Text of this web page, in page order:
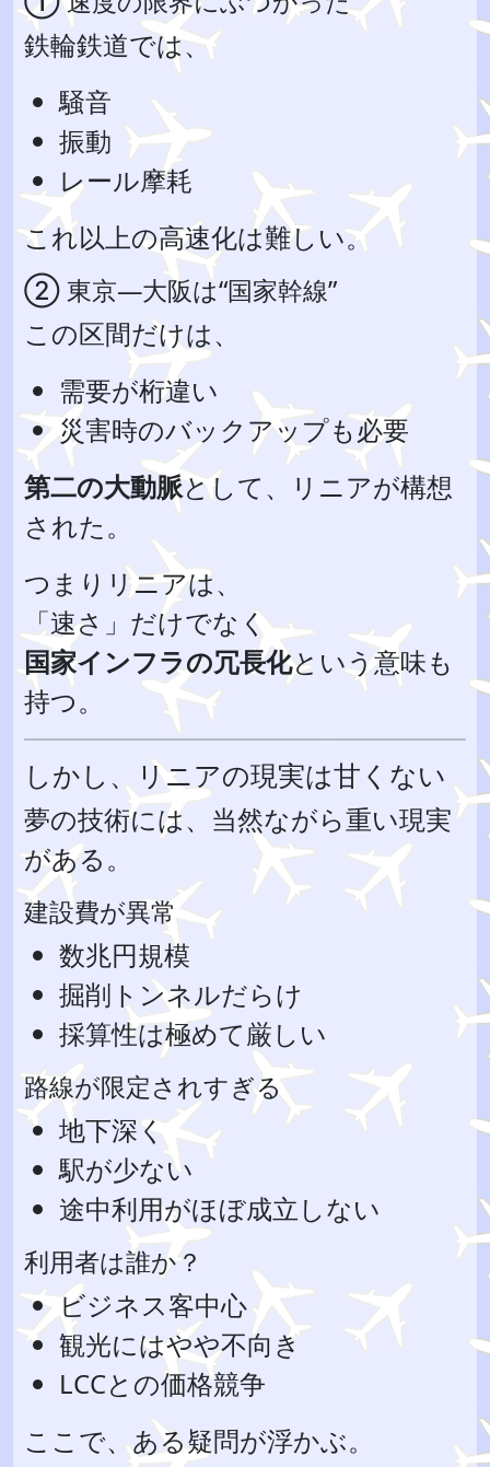
鉄輪鉄道では、
騒音
振動
レール摩耗
これ以上の高速化は難しい。
② 東京―大阪は“国家幹線”
この区間だけは、
需要が桁違い
災害時のバックアップも必要
第二の大動脈として、リニアが構想
された。
つまりリニアは、
「速さ」だけでなく
国家インフラの冗長化という意味も
持つ。
しかし、リニアの現実は甘くない
夢の技術には、当然ながら重い現実
がある。
建設費が異常
数兆円規模
掘削トンネルだらけ
採算性は極めて厳しい
路線が限定されすぎる
地下深く
駅が少ない
途中利用がほぼ成立しない
利用者は誰か？
ビジネス客中心
観光にはやや不向き
LCCとの価格競争
ここで、ある疑問が浮かぶ。